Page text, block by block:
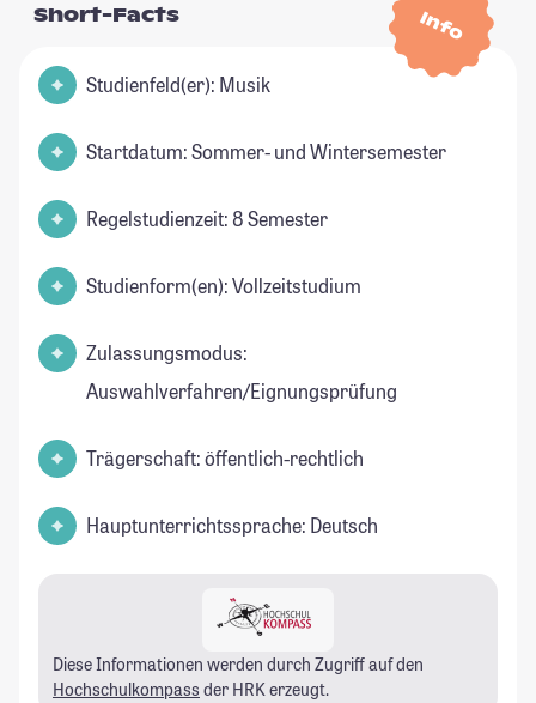
Info
Short-Facts
Studienfeld(er): Musik
Startdatum: Sommer- und Wintersemester
Regelstudienzeit: 8 Semester
Studienform(en): Vollzeitstudium
Zulassungsmodus:
Auswahlverfahren/Eignungsprüfung
Trägerschaft: öffentlich-rechtlich
Hauptunterrichtssprache: Deutsch
Diese Informationen werden durch Zugriff auf den
Hochschulkompass der HRK erzeugt.